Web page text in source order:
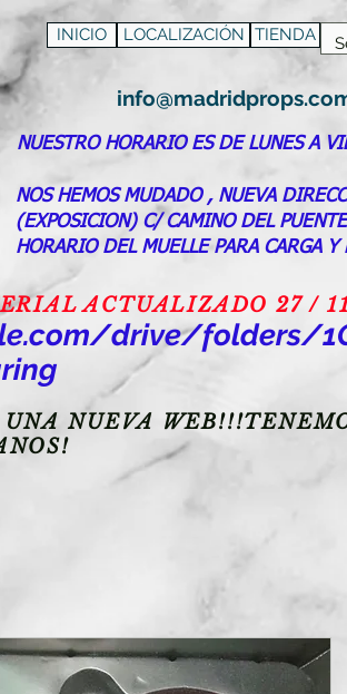
INICIO LOCALIZACIÓN TIENDA
NUESTRO HORARIO ES DE LUNES A
NOS HEMOS MUDADO , NUEVA
(EXPOSICION) C/ CAMINO DEL
HORARIO DEL MUELLE PARA CARGA
ACTUALIZADO 27 /
drive/folders/
NUEVA